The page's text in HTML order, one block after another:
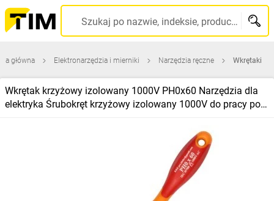
Szukaj po nazwie, indeksie, producencie, kodzie kreskowym...
główna Elektronarzędzia i mierniki Narzędzia ręczne Wkrętaki
Wkrętak krzyżowy izolowany 1000V PH0x60 Narzędzia dla
elektryka Śrubokręt krzyżowy izolowany 1000V do pracy pod